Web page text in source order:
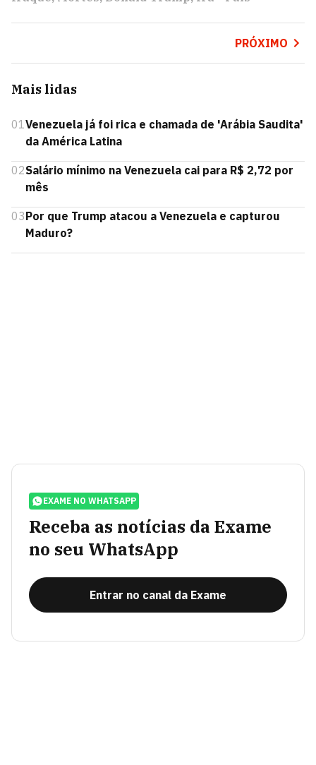
PRÓXIMO
Mais lidas
01Venezuela já foi rica e chamada de 'Arábia Saudita'
da América Latina
02Salário mínimo na Venezuela cai para R$ 2,72 por
mês
03Por que Trump atacou a Venezuela e capturou
Maduro?
EXAME NO WHATSAPP
Receba as notícias da Exame
no seu WhatsApp
Entrar no canal da Exame